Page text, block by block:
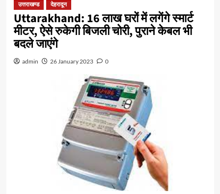
उत्तराखण्ड देहरादून
Uttarakhand: 16 लाख घरों में लगेंगे स्मार्ट
मीटर, ऐसे रुकेगी बिजली चोरी, पुराने केबल भी
बदले जाएंगे
admin 26 January 2023 0